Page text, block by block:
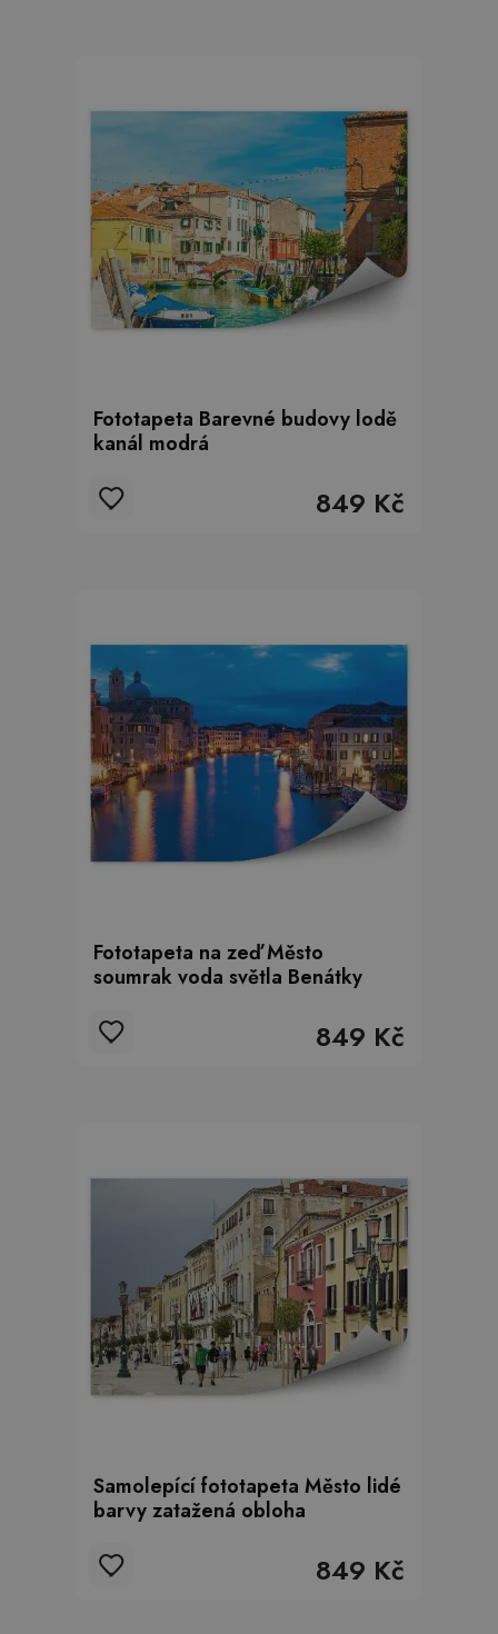
Fototapeta Barevné budovy lodě
kanál modrá
849 Kč
Fototapeta na zeď Město
soumrak voda světla Benátky
849 Kč
Samolepící fototapeta Město lidé
barvy zatažená obloha
849 Kč